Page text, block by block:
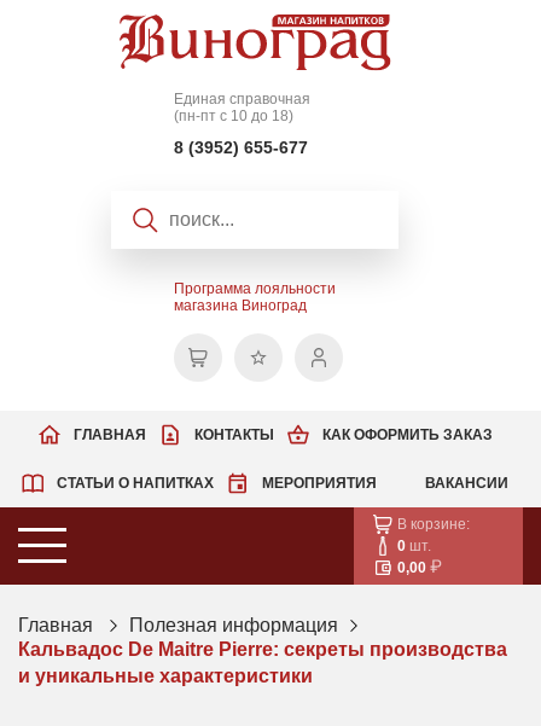
Единая справочная
(пн-пт с 10 до 18)
8 (3952) 655-677
Программа лояльности
магазина Виноград
КАК ОФОРМИТЬ ЗАКАЗ
СТАТЬИ О НАПИТКАХ МЕРОПРИЯТИЯ ВАКАНСИИ
ГЛАВНАЯ КОНТАКТЫ
В корзине:
0 шт.
0,00
Главная
Полезная информация
Кальвадос De Maitre Pierre: секреты производства
и уникальные характеристики